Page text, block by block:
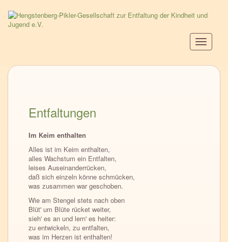
Direkt
zum
Entfaltungen
Im Keim enthalten
Alles ist im Keim enthalten,
alles Wachstum ein Entfalten,
leises Auseinanderrücken,
daß sich einzeln könne schmücken,
was zusammen war geschoben.
Wie am Stengel stets nach oben
Blüt' um Blüte rücket weiter,
sieh' es an und lern' es heiter:
zu entwickeln, zu entfalten,
was im Herzen ist enthalten!